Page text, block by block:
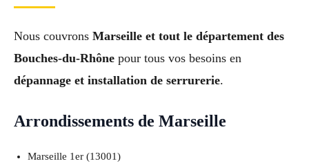
Nous couvrons Marseille et tout le département des
Bouches‑du‑Rhône pour tous vos besoins en
dépannage et installation de serrurerie.
Arrondissements de Marseille
Marseille 1er (13001)